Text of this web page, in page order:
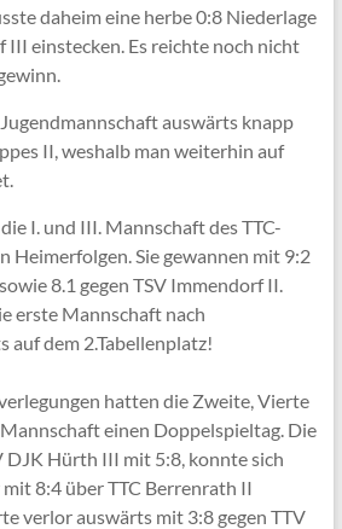
daheim eine herbe 0:8 Niederlage
III einstecken. Es reichte noch nicht
auswärts knapp
II, weshalb man weiterhin auf
I. und III. Mannschaft des TTC-
Heimerfolgen. Sie gewannen mit 9:2
8.1 gegen TSV Immendorf II.
erste Mannschaft nach
dem 2.Tabellenplatz!
hatten die Zweite, Vierte
einen Doppelspieltag. Die
DJK Hürth III mit 5:8, konnte sich
mit 8:4 über TTC Berrenrath II
verlor auswärts mit 3:8 gegen TTV